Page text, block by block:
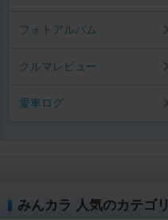
フォトアルバム
クルマレビュー
愛車ログ
みんカラ 人気のカテゴリ